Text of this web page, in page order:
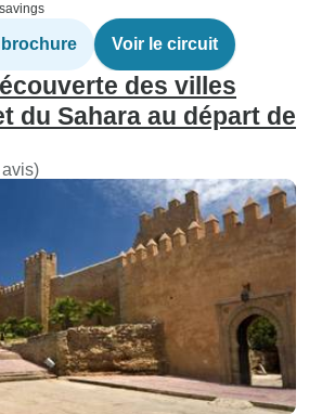
Voir le circuit
des villes
du Sahara au départ de